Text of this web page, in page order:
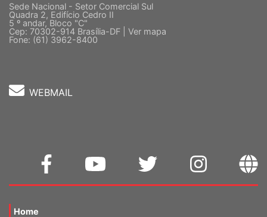
Sede Nacional - Setor Comercial Sul
Quadra 2, Edifício Cedro II
5 º andar, Bloco "C"
Cep: 70302-914 Brasília-DF | Ver mapa
Fone: (61) 3962-8400
WEBMAIL
Home